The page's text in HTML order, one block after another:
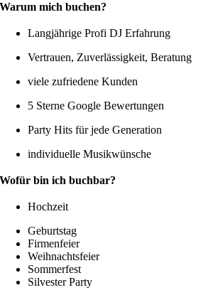
Warum mich buchen?
Langjährige Profi DJ Erfahrung
Vertrauen, Zuverlässigkeit, Beratung
viele zufriedene Kunden
5 Sterne Google Bewertungen
Party Hits für jede Generation
individuelle Musikwünsche
Wofür bin ich buchbar?
Hochzeit
Geburtstag
Firmenfeier
Weihnachtsfeier
Sommerfest
Silvester Party